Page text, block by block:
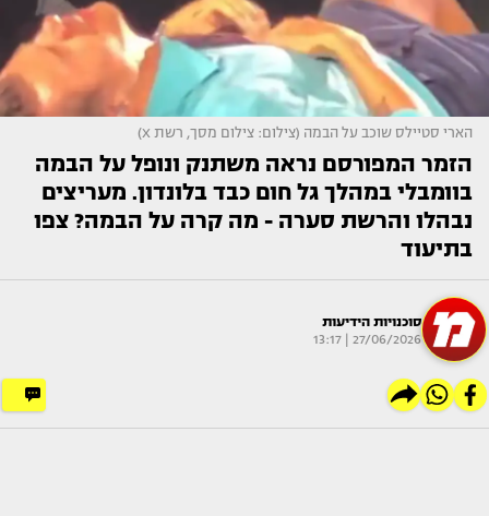
הארי סטיילס שוכב על הבמה (צילום: צילום מסך, רשת X)
הזמר המפורסם נראה משתנק ונופל על הבמה
בוומבלי במהלך גל חום כבד בלונדון. מעריצים
נבהלו והרשת סערה - מה קרה על הבמה? צפו
בתיעוד
סוכנויות הידיעות
27/06/2026 | 13:17